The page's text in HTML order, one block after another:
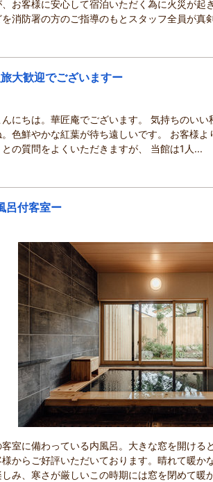
、お客様に安心して宿泊いただく為に火災が起
消防署の方のご指導のもとスタッフ全員が真
旅大歓迎でございますー
んにちは。華匠庵でございます。 気持ちのいい
。色鮮やかな紅葉が待ち遠しいです。 お客様
の質問をよくいただきますが、 当館は1人...
呂付客室ー
室に備わっている内風呂。大きな窓を開ける
様からご好評いただいております。晴れて暖か
しみ、寒さが厳しいこの時期には窓を閉めて暖